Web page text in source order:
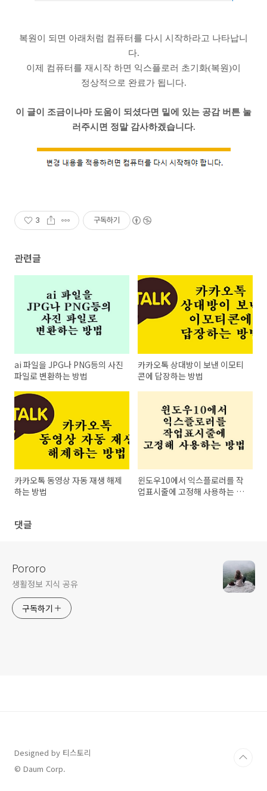
복원이 되면 아래처럼 컴퓨터를 다시 시작하라고 나타납니
다.
이제 컴퓨터를 재시작 하면 익스플로러 초기화(복원)이
정상적으로 완료가 됩니다.
이 글이 조금이나마 도움이 되셨다면 밑에 있는 공감 버튼 눌
러주시면 정말 감사하겠습니다.
3 구독하기
관련글
ai 파일을 JPG나 PNG등의 사진
파일로 변환하는 방법
카카오톡 상대방이 보낸 이모티
콘에 답장하는 방법
카카오톡 동영상 자동 재생 해제
하는 방법
윈도우10에서 익스플로러를 작
업표시줄에 고정해 사용하는 방
댓글
Pororo
생활정보 지식 공유
구독하기
Designed by 티스토리
© Daum Corp.